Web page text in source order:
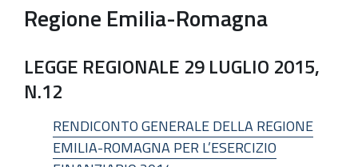
Regione Emilia-Romagna
LEGGE REGIONALE 29 LUGLIO 2015,
N.12
RENDICONTO GENERALE DELLA REGIONE
EMILIA-ROMAGNA PER L’ESERCIZIO